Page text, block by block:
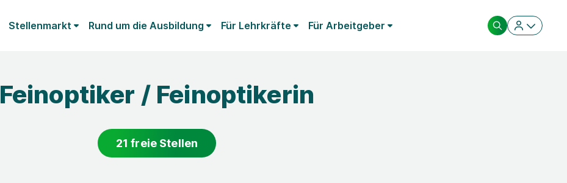
Stellenmarkt Rund um die Ausbildung Für Lehrkräfte Für Arbeitgeber
Feinoptiker / Feinoptikerin
21 freie Stellen